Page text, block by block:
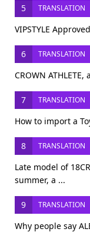
5 TRANSLATION
VIPSTYLE
6 TRANSLATION
CROWN
7 TRANSLATION
How to import a
8 TRANSLATION
Late model of
summer, a ...
9 TRANSLATION
Why people say